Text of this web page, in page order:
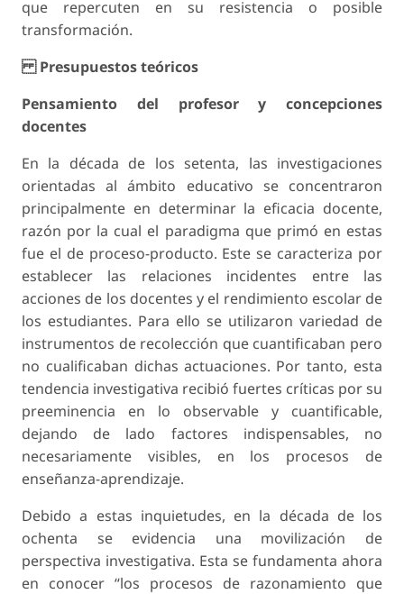
que repercuten en su resistencia o posible
transformación.
Presupuestos teóricos
Pensamiento del profesor y concepciones
docentes
En la década de los setenta, las investigaciones
orientadas al ámbito educativo se concentraron
principalmente en determinar la eficacia docente,
razón por la cual el paradigma que primó en estas
fue el de proceso-producto. Este se caracteriza por
establecer las relaciones incidentes entre las
acciones de los docentes y el rendimiento escolar de
los estudiantes. Para ello se utilizaron variedad de
instrumentos de recolección que cuantificaban pero
no cualificaban dichas actuaciones. Por tanto, esta
tendencia investigativa recibió fuertes críticas por su
preeminencia en lo observable y cuantificable,
dejando de lado factores indispensables, no
necesariamente visibles, en los procesos de
enseñanza-aprendizaje.
Debido a estas inquietudes, en la década de los
ochenta se evidencia una movilización de
perspectiva investigativa. Esta se fundamenta ahora
en conocer “los procesos de razonamiento que